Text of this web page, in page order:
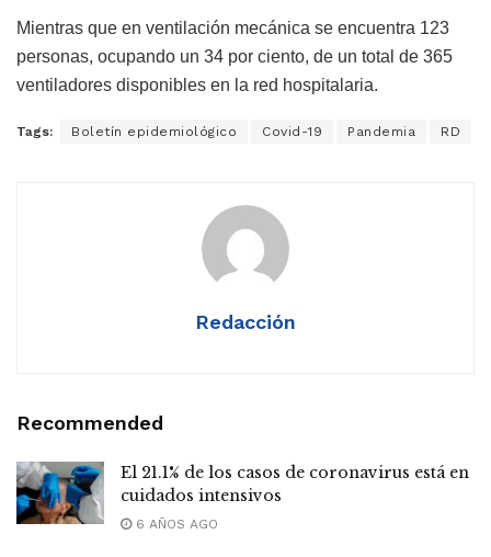
Mientras que en ventilación mecánica se encuentra 123
personas, ocupando un 34 por ciento, de un total de 365
ventiladores disponibles en la red hospitalaria.
Tags: Boletín epidemiológico Covid-19 Pandemia RD
Redacción
Recommended
El 21.1% de los casos de coronavirus está en
cuidados intensivos
6 AÑOS AGO